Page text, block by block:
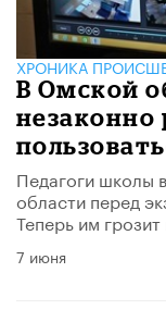
ХРОНИКА
В Омской
незаконно
Педагоги школы
области перед
Теперь им
7 июня